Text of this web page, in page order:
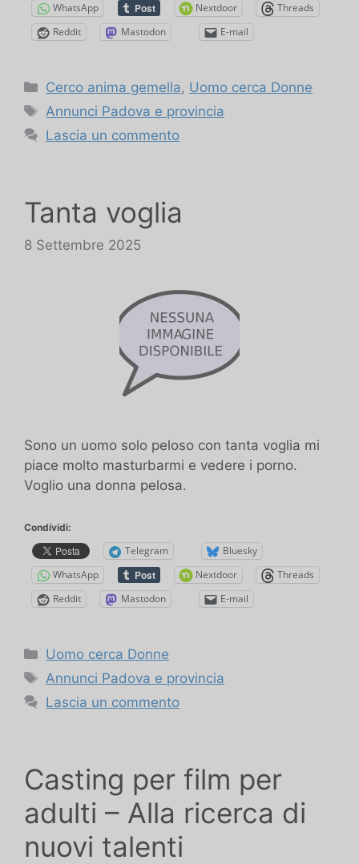
WhatsApp Nextdoor
Threads
Reddit
Mastodon E-mail
Categorie
Cerco anima gemella, Uomo cerca Donne
Tag
Annunci Padova e provincia
Lascia un commento
Tanta voglia
8 Settembre 2025
Sono un uomo solo peloso con tanta voglia mi
piace molto masturbarmi e vedere i porno.
Voglio una donna pelosa.
Condividi:
Telegram
Bluesky
WhatsApp
Nextdoor
Threads
Reddit
Mastodon E-mail
Categorie
Uomo cerca Donne
Tag
Annunci Padova e provincia
Lascia un commento
Casting per film per
adulti – Alla ricerca di
nuovi talenti